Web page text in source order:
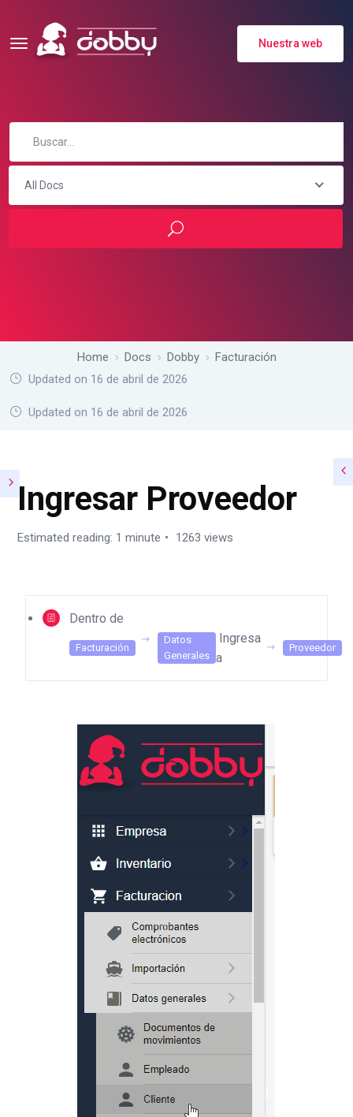
Nuestra web
All Docs
Home Docs Dobby
Facturación
Updated on 16 de abril de 2026
Updated on 16 de abril de 2026
Ingresar Proveedor
Estimated reading: 1 minute 1263 views
Dentro de
Facturación
Datos
Generales
Ingresa
a
Proveedor